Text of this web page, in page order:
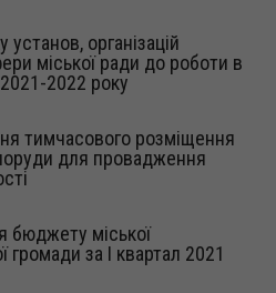
установ, організацій
міської ради до роботи в
2022 року
тимчасового розміщення
для провадження
бюджету міської
громади за І квартал 2021